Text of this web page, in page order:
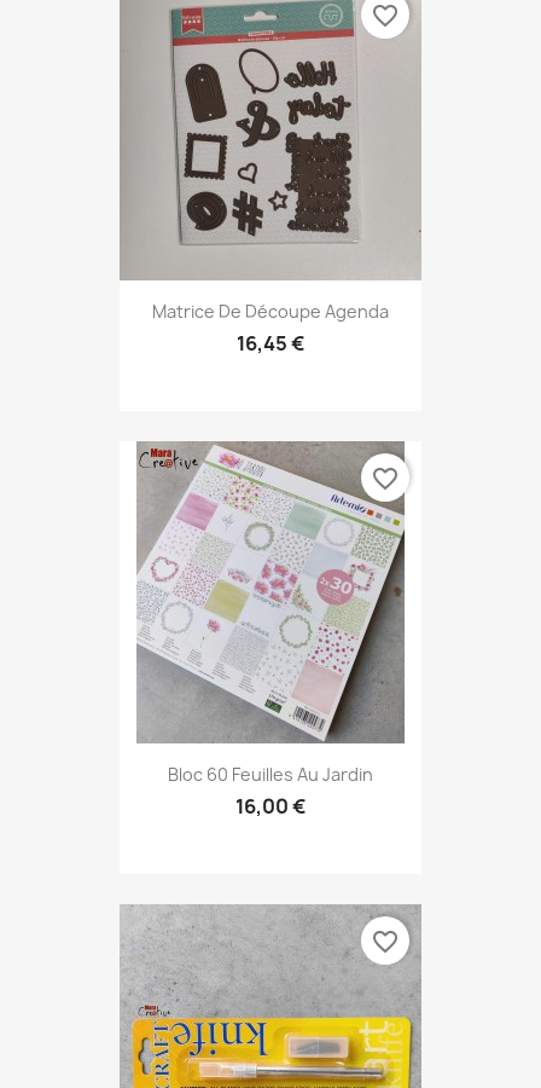
Matrice De Découpe Agenda
16,45 €
favorite_border
Bloc 60 Feuilles Au Jardin
16,00 €
favorite_border
favorite_border